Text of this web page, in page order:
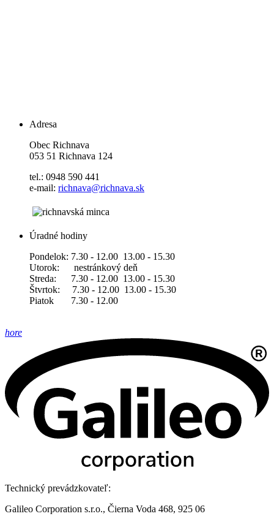
Adresa
Obec Richnava
053 51 Richnava 124
tel.: 0948 590 441
e-mail: richnava@richnava.sk
Úradné hodiny
Pondelok: 7.30 - 12.00 13.00 - 15.30
Utorok: nestránkový deň
Streda: 7.30 - 12.00 13.00 - 15.30
Štvrtok: 7.30 - 12.00 13.00 - 15.30
Piatok 7.30 - 12.00
hore
Technický prevádzkovateľ:
Galileo Corporation s.r.o., Čierna Voda 468, 925 06